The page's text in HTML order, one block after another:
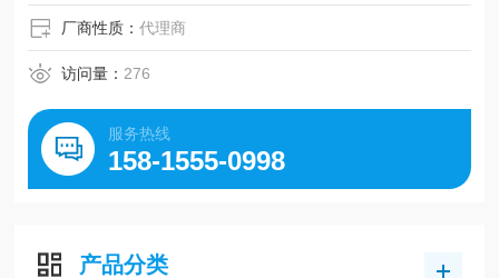
厂商性质：代理商
访问量： 276
服务热线
158-1555-0998
产品分类